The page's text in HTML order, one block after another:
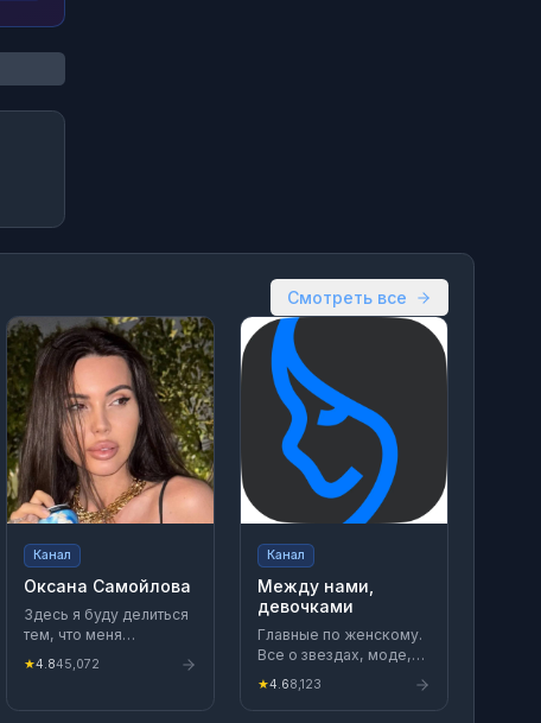
Смотреть все
Канал
Оксана Самойлова
Здесь я буду делиться
тем, что меня
интересными
полезными лайфхаками
★4.845,072
Канал
Между нами,
девочками
Главные по женскому.
Все о звездах, моде,
★4.68,123